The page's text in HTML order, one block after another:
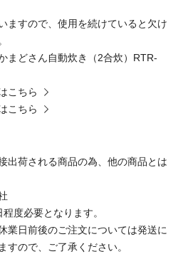
ますので、使用を続けていると欠け
まどさん自動炊き（2合炊）RTR-
こちら
こちら
出荷される商品の為、他の商品とは
度必要となります。
業日前後のご注文については発送に
すので、ご了承ください。